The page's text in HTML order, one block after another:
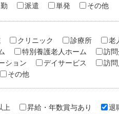
派遣 単発 その他
クリニック 診療所
老
特別養護老人ホーム
訪
ション
デイサービス 訪
その他
上 昇給・年数賞与あり
退